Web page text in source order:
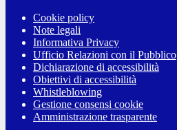
Cookie policy
Note legali
Informativa Privacy
Ufficio Relazioni con il Pubblico
Dichiarazione di accessibilità
Obiettivi di accessibilità
Whistleblowing
Gestione consensi cookie
Amministrazione trasparente